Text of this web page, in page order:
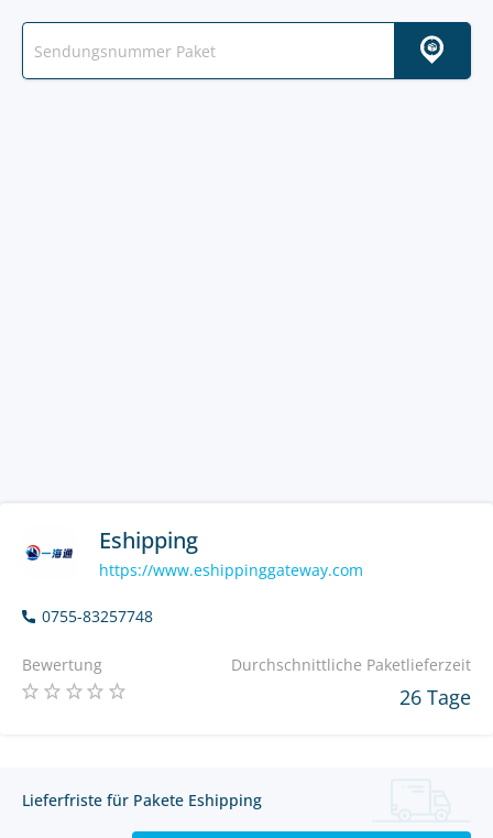
Eshipping
https://www.eshippinggateway.com
0755-83257748
Bewertung Durchschnittliche Paketlieferzeit
26 Tage
Lieferfriste für Pakete Eshipping